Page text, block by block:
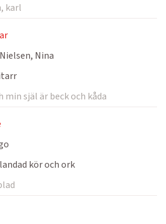
karl
Nina
min själ är beck och kåda
kör och ork